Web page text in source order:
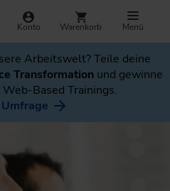
Konto Warenkorb Menü
Arbeitswelt? Teile deine
Transformation und gewinne
Based Trainings.